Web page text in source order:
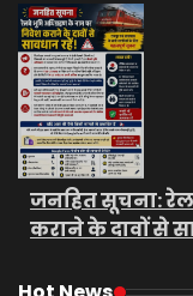
जनहित सूचना:
कराने के दावों से